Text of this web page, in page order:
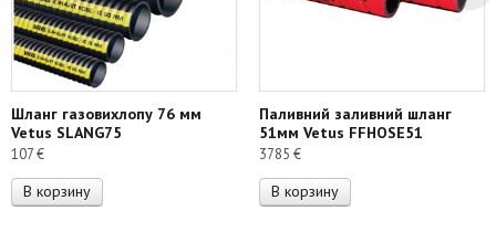
Шланг газовихлопу 76 мм
Vetus SLANG75
107€
В корзину
Паливний заливний шланг
51мм Vetus FFHOSE51
3785 €
В корзину